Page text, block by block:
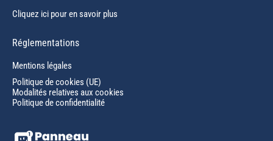
Cliquez ici pour en savoir plus
Réglementations
Mentions légales
Politique de cookies (UE)
Modalités relatives aux cookies
Politique de confidentialité